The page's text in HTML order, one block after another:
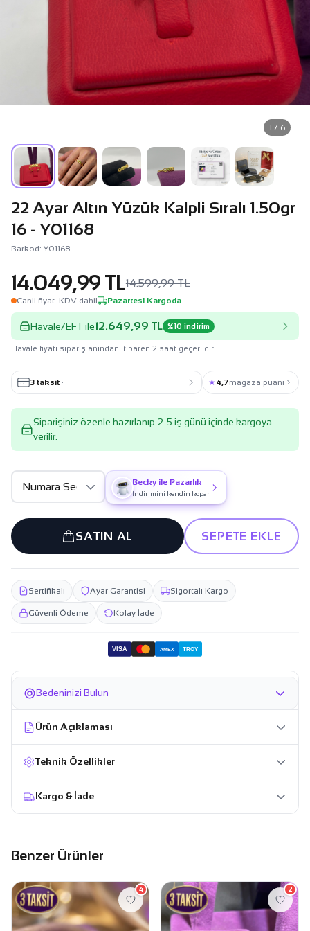
1 / 6
22 Ayar Altın Yüzük Kalpli Sıralı 1.50gr
16 - Y01168
Barkod: Y01168
14.049,99 TL14.599,99 TL
Canli fiyat· KDV dahil Pazartesi Kargoda
Havale/EFT ile12.649,99 TL %10 indirim
Havale fiyatı sipariş anından itibaren 2 saat geçerlidir.
3 taksit · ★4,7mağaza puanı
Siparişiniz özenle hazırlanıp 2-5 iş günü içinde kargoya
verilir.
Becky ile Pazarlık
İndirimini kendin kopar
SATIN AL SEPETE EKLE
Sertifikalı Ayar Garantisi Sigortalı Kargo
Güvenli Ödeme Kolay İade
VISA AMEX TROY
Bedeninizi Bulun
Ürün Açıklaması
Teknik Özellikler
Kargo & İade
Benzer Ürünler
4 2